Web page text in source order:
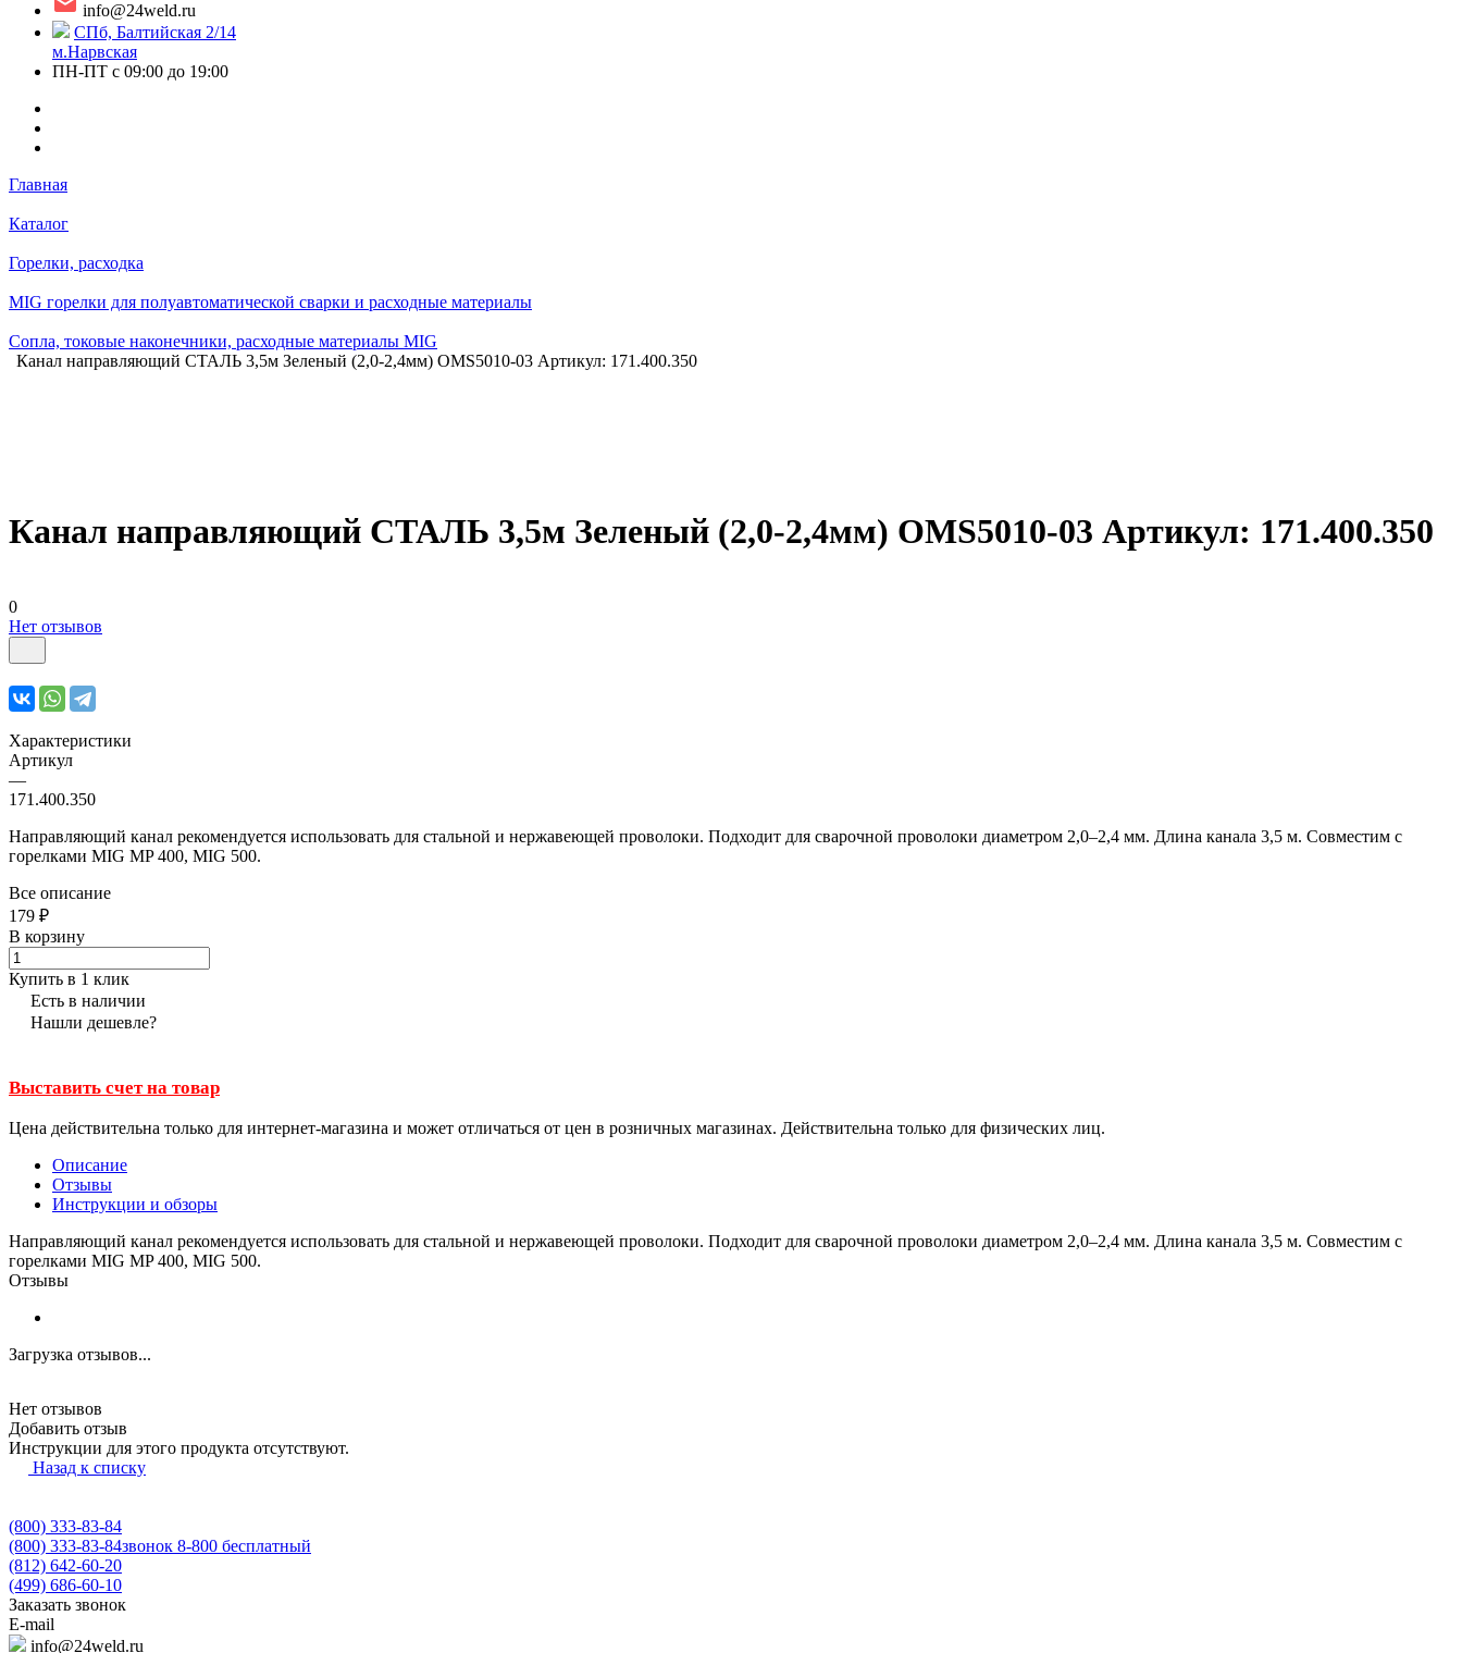
info@24weld.ru
СПб, Балтийская 2/14
м.Нарвская
ПН-ПТ с 09:00 до 19:00
Главная
Каталог
Горелки, расходка
MIG горелки для полуавтоматической сварки и расходные материалы
Сопла, токовые наконечники, расходные материалы MIG
Канал направляющий СТАЛЬ 3,5м Зеленый (2,0-2,4мм) OMS5010-03 Артикул: 171.400.350
Канал направляющий СТАЛЬ 3,5м Зеленый (2,0-2,4мм) OMS5010-03 Артикул: 171.400.350
0
Нет отзывов
Характеристики
Артикул
—
171.400.350
Направляющий канал рекомендуется использовать для стальной и нержавеющей проволоки. Подходит для сварочной проволоки диаметром 2,0–2,4 мм. Длина канала 3,5 м. Совместим с
горелками MIG MP 400, MIG 500.
Все описание
179 ₽
В корзину
Купить в 1 клик
Есть в наличии
Нашли дешевле?
Выставить счет на товар
Цена действительна только для интернет-магазина и может отличаться от цен в розничных магазинах. Действительна только для физических лиц.
Описание
Отзывы
Инструкции и обзоры
Направляющий канал рекомендуется использовать для стальной и нержавеющей проволоки. Подходит для сварочной проволоки диаметром 2,0–2,4 мм. Длина канала 3,5 м. Совместим с
горелками MIG MP 400, MIG 500.
Отзывы
Загрузка отзывов...
Нет отзывов
Добавить отзыв
Инструкции для этого продукта отсутствуют.
Назад к списку
(800) 333-83-84
(800) 333-83-84звонок 8-800 бесплатный
(812) 642-60-20
(499) 686-60-10
Заказать звонок
E-mail
info@24weld.ru